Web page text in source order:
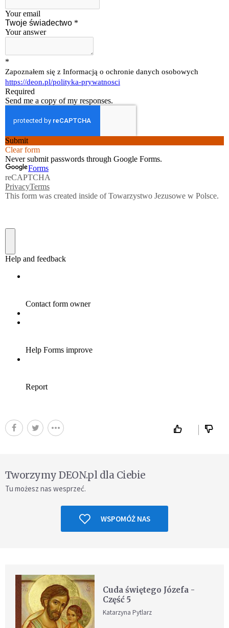
Tworzymy DEON.pl dla Ciebie
Tu możesz nas wesprzeć.
WSPOMÓŻ NAS
Cuda świętego Józefa -
Część 5
Katarzyna Pytlarz